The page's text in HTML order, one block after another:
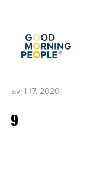
avril 17, 2020
9